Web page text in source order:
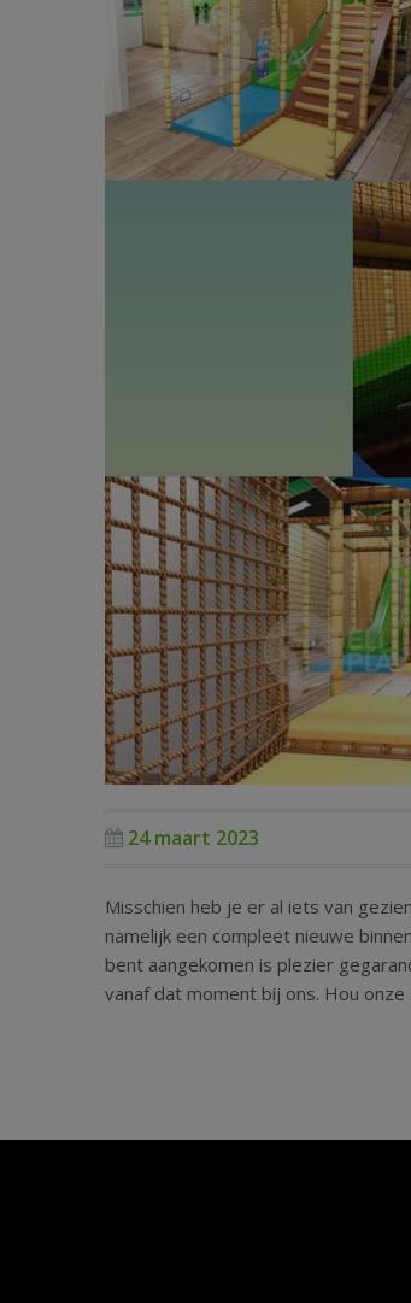
24 maart 2023
Misschien heb je er al iets van
namelijk een compleet nieuwe
bent aangekomen is plezier
vanaf dat moment bij ons. Hou